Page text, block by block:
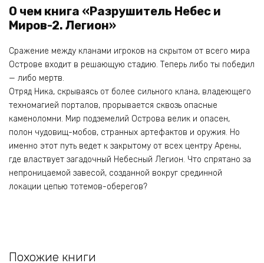
О чем книга «Разрушитель Небес и
Миров-2. Легион»
Сражение между кланами игроков на скрытом от всего мира
Острове входит в решающую стадию. Теперь либо ты победил
— либо мертв.
Отряд Ника, скрываясь от более сильного клана, владеющего
техномагией порталов, прорывается сквозь опасные
каменоломни. Мир подземелий Острова велик и опасен,
полон чудовищ-мобов, странных артефактов и оружия. Но
именно этот путь ведет к закрытому от всех центру Арены,
где властвует загадочный Небесный Легион. Что спрятано за
непроницаемой завесой, созданной вокруг срединной
локации цепью тотемов-оберегов?
Похожие книги